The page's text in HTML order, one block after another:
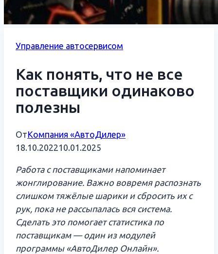
Управление автосервисом
Как понять, что не все
поставщики одинаково
полезны
ОтКомпания «АвтоДилер»
18.10.202210.01.2025
Работа с поставщиками напоминает
жонглирование. Важно вовремя распознать
слишком тяжёлые шарикии сбросить их с
рук, пока не рассыпалась вся система.
Сделать это помогает статистика по
поставщикам — один из модулей
программы «АвтоДилер Онлайн».